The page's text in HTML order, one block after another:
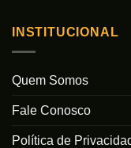
INSTITUCIONAL
Quem Somos
Fale Conosco
Política de